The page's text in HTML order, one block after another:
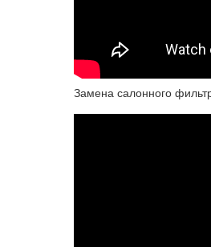
Замена салонного